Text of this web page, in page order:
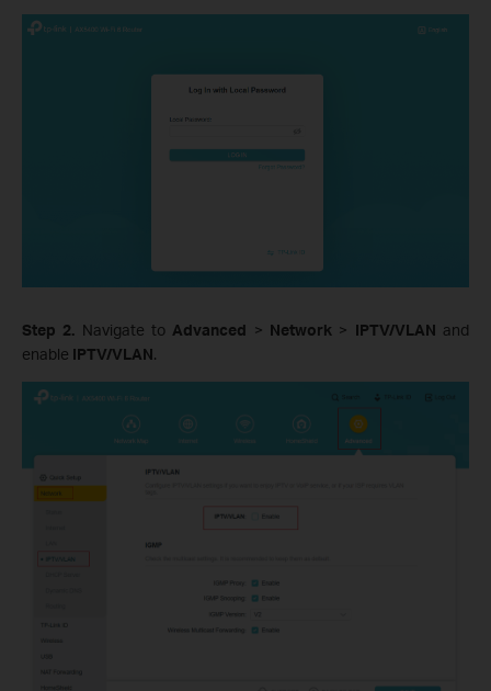
Step 2. Navigate to Advanced > Network > IPTV/VLAN and
enable IPTV/VLAN.